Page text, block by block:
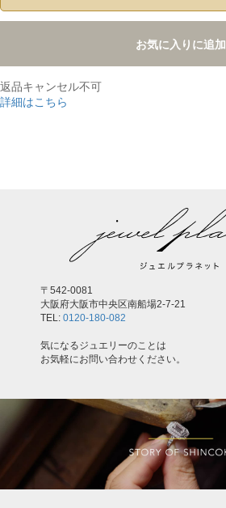
お気に入りに追加
返品キャンセル不可
詳細はこちら
〒542-0081
大阪府大阪市中央区南船場2-7-21
TEL: 0120-180-082
気になるジュエリーのことは
お気軽にお問い合わせください。